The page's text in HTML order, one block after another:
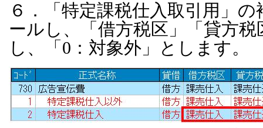
６．「特定課税仕入取引用」
ールし、「借方税区」「貸方
し、「 0 ：対象外」とします。